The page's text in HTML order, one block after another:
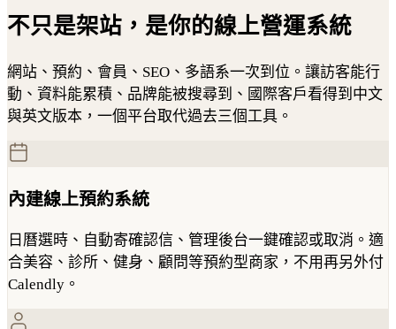
不只是架站，是你的線上營運系統
網站、預約、會員、SEO、多語系一次到位。讓訪客能行
動、資料能累積、品牌能被搜尋到、國際客戶看得到中文
與英文版本，一個平台取代過去三個工具。
內建線上預約系統
日曆選時、自動寄確認信、管理後台一鍵確認或取消。適
合美容、診所、健身、顧問等預約型商家，不用再另外付
Calendly。